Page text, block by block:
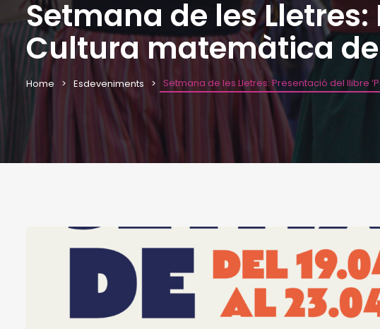
Setmana de les
Cultura matemàtica de
Home Esdeveniments Setmana de les Lletres: Presentació del llibre